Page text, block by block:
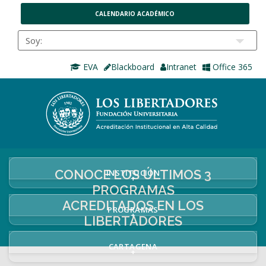
CALENDARIO ACADÉMICO
EVA Blackboard Intranet Office 365
INSTITUCIÓN
+
PROGRAMAS
+
CARTAGENA
+
CONOCE LOS ÚLTIMOS 3
PROGRAMAS
ACREDITADOS EN LOS
LIBERTADORES